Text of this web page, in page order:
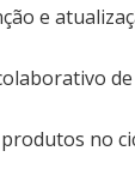
e
no